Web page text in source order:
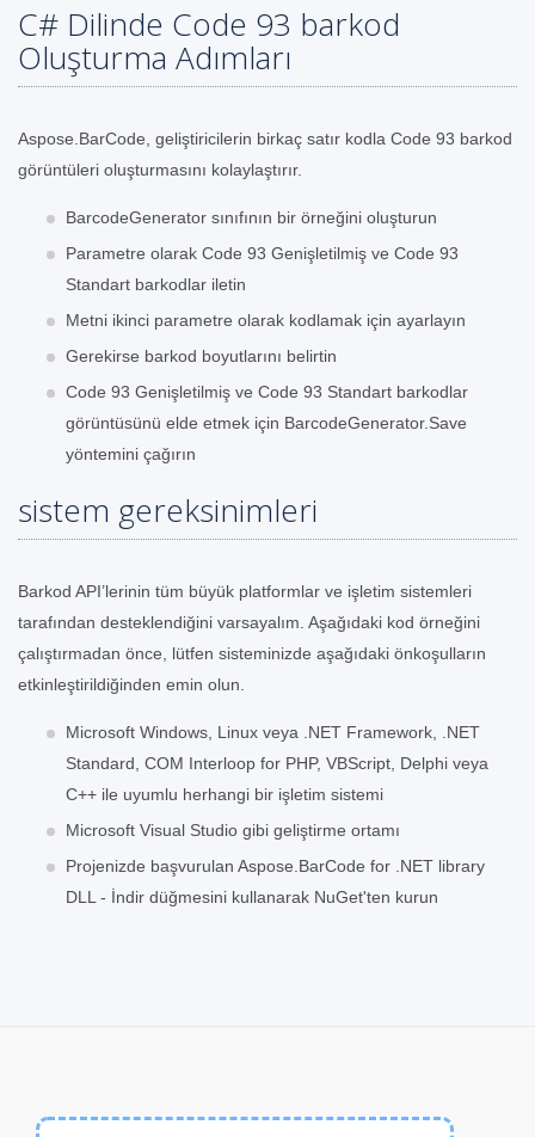
C# Dilinde Code 93 barkod
Oluşturma Adımları
Aspose.BarCode, geliştiricilerin birkaç satır kodla Code 93 barkod
görüntüleri oluşturmasını kolaylaştırır.
BarcodeGenerator sınıfının bir örneğini oluşturun
Parametre olarak Code 93 Genişletilmiş ve Code 93
Standart barkodlar iletin
Metni ikinci parametre olarak kodlamak için ayarlayın
Gerekirse barkod boyutlarını belirtin
Code 93 Genişletilmiş ve Code 93 Standart barkodlar
görüntüsünü elde etmek için BarcodeGenerator.Save
yöntemini çağırın
sistem gereksinimleri
Barkod API’lerinin tüm büyük platformlar ve işletim sistemleri
tarafından desteklendiğini varsayalım. Aşağıdaki kod örneğini
çalıştırmadan önce, lütfen sisteminizde aşağıdaki önkoşulların
etkinleştirildiğinden emin olun.
Microsoft Windows, Linux veya .NET Framework, .NET
Standard, COM Interloop for PHP, VBScript, Delphi veya
C++ ile uyumlu herhangi bir işletim sistemi
Microsoft Visual Studio gibi geliştirme ortamı
Projenizde başvurulan Aspose.BarCode for .NET library
DLL - İndir düğmesini kullanarak NuGet'ten kurun